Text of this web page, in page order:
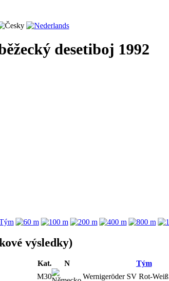
desetiboj 1992
výsledky)
Kat. N Tým
M30 Wernigeröder SV Rot-Weiß